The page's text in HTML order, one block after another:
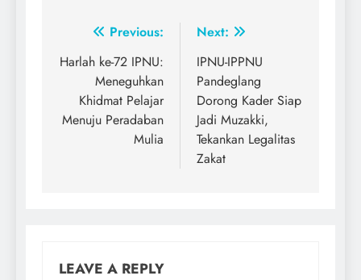
Post
navigation
Previous:
Harlah ke-72 IPNU:
Meneguhkan
Khidmat Pelajar
Menuju Peradaban
Mulia
Next:
IPNU-IPPNU
Pandeglang
Dorong Kader Siap
Jadi Muzakki,
Tekankan Legalitas
Zakat
LEAVE A REPLY